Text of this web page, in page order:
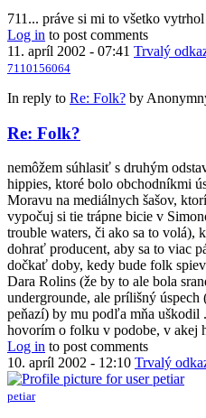
711... práve si mi to všetko vytrhol
Log in to post comments
11. apríl 2002 - 07:41 Trvalý
7110156064
In reply to Re: Folk? by
Re: Folk?
nemôžem súhlasiť s druhým
hippies, ktoré bolo obchodníkmi
Moravu na mediálnych šašov,
vypočuj si tie trápne bicie v
trouble waters, či ako sa to volá),
dohrať producent, aby sa to viac
dočkať doby, kedy bude folk
Dara Rolins (že by to ale bola
undergrounde, ale prílišný úspech
peňazí) by mu podľa mňa uškodil
hovorím o folku v podobe, v akej
Log in to post comments
10. apríl 2002 - 12:10 Trvalý
petiar